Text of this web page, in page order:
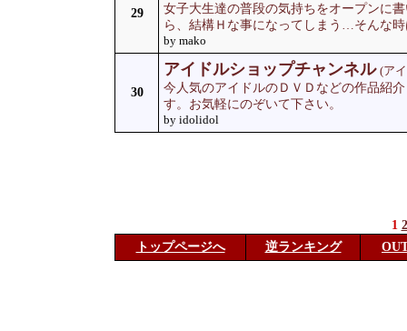
29
女子大生達の普段の気持ちをオープンに
ら、結構Ｈな事になってしまう…そんな
by mako
30
アイドルショップチャンネル (ア
今人気のアイドルのＤＶＤなどの作品紹
す。お気軽にのぞいて下さい。
by idolidol
1 2
トップページへ
逆ランキング